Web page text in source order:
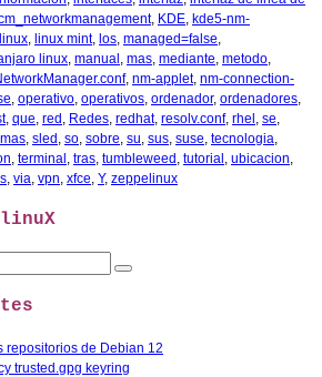
, KDE, kde5-nm-
linux, linux mint, los, managed=false,
linux, manual , mas, mediante, metodo,
, nm-applet, nm-connection-
, operativo, operativos, ordenador, ordenadores,
, que, red , Redes, redhat, resolv.conf, rhel , se,
, sled , so, sobre, su, sus, suse, tecnologia,
, terminal , tras, tumbleweed , tutorial , ubicacion,
, via, vpn, xfce, Y, zeppelinux
repositorios de Debian 12
trusted.gpg keyring